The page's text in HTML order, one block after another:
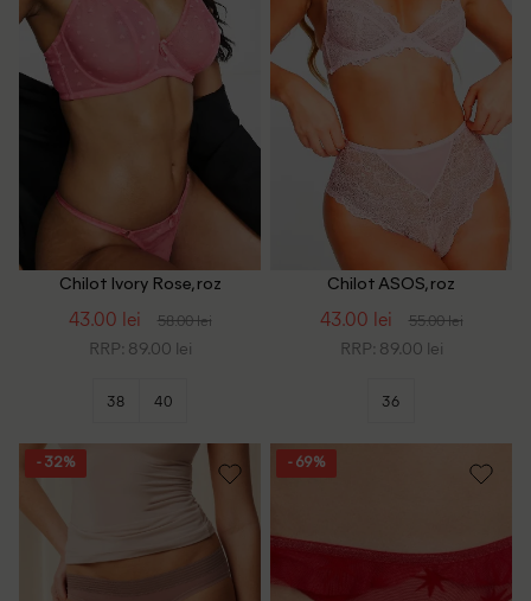
Chilot Ivory Rose, roz
43.00 lei 58.00 lei
RRP: 89.00 lei
38 40
Chilot ASOS, roz
43.00 lei 55.00 lei
RRP: 89.00 lei
36
- 32% - 69%